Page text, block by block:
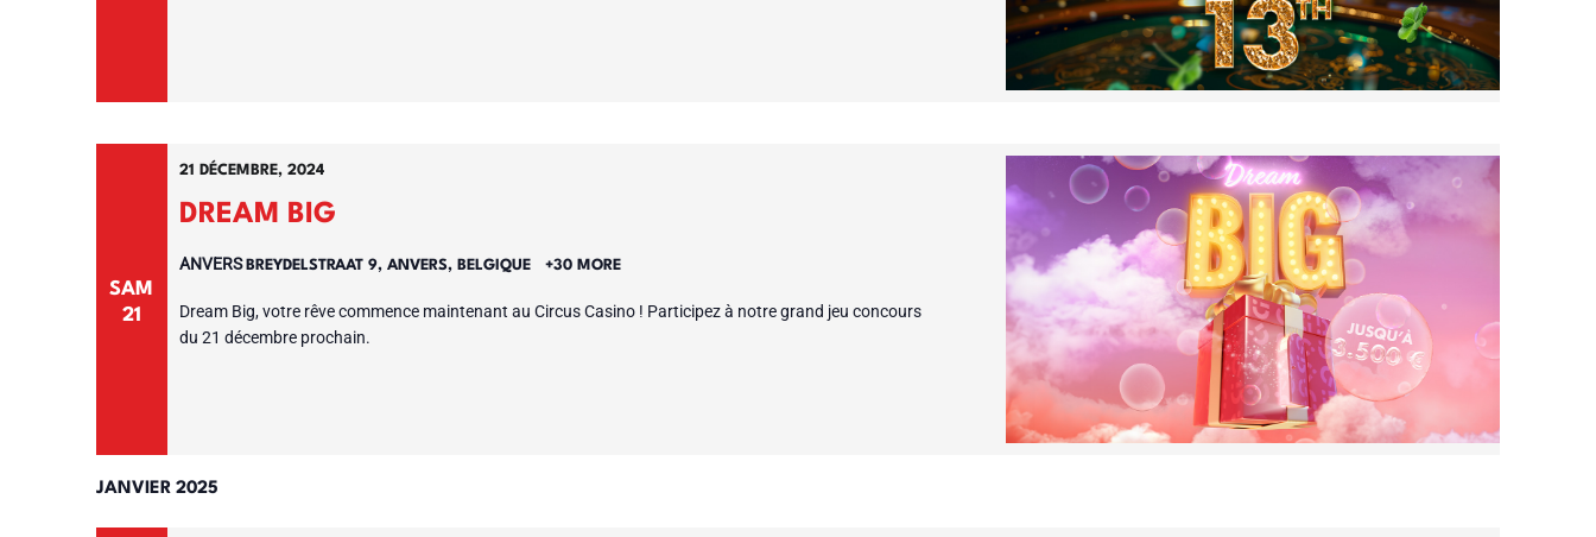
SAM
21
DREAM BIG
21 DÉCEMBRE, 2024
ANVERS BREYDELSTRAAT 9, ANVERS, BELGIQUE +30 MORE
Dream Big, votre rêve commence maintenant au Circus Casino ! Participez à notre grand jeu concours
du 21 décembre prochain.
JANVIER 2025